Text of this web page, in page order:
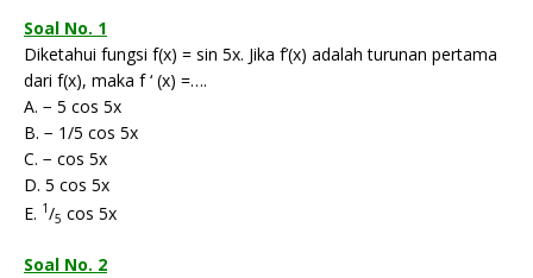
Soal No. 1
Diketahui fungsi f(x) = sin 5x. Jika f’(x) adalah turunan pertama
dari f(x), maka f ‘ (x) =….
A. − 5 cos 5x
B. − 1/5 cos 5x
C. − cos 5x
D. 5 cos 5x
E. 1/5 cos 5x
Soal No. 2